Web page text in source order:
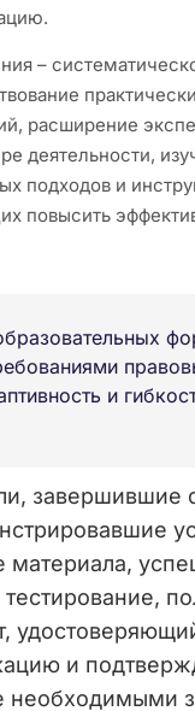
–
расширение
деятельности,
подходов и
повысить
и
завершившие
материала,
тестирование,
и
необходимыми